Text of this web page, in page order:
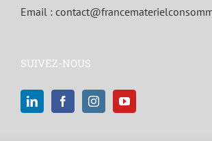
Email :
SUIVEZ-NOUS